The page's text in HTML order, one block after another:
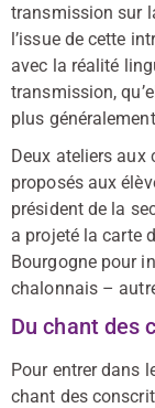
transmission sur
l’issue de cette
avec la réalité
transmission,
plus
Deux ateliers aux
proposés aux
président de la
a projeté la carte
Bourgogne pour
chalonnais –
Du chant des
Pour entrer dans
chant des